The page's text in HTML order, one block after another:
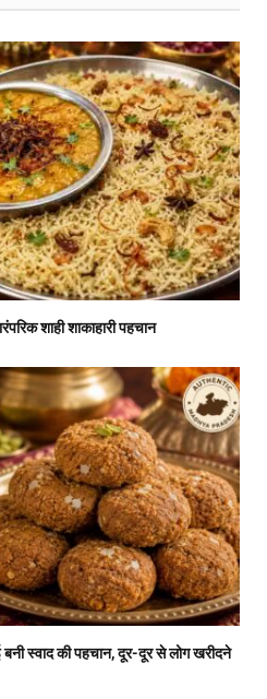
शाही शाकाहारी पहचान
स्वाद की पहचान, दूर-दूर से लोग खरीदने